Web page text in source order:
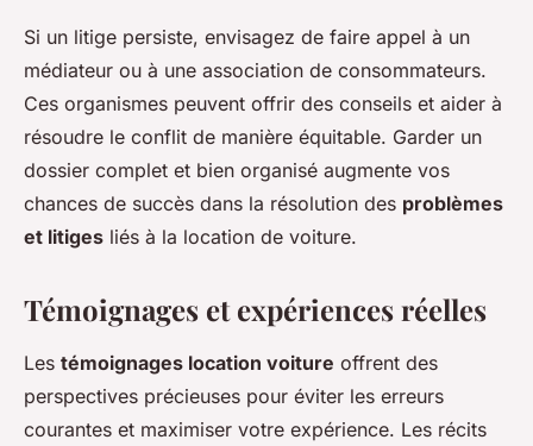
Si un litige persiste, envisagez de faire appel à un
médiateur ou à une association de consommateurs.
Ces organismes peuvent offrir des conseils et aider à
résoudre le conflit de manière équitable. Garder un
dossier complet et bien organisé augmente vos
chances de succès dans la résolution des problèmes
et litiges liés à la location de voiture.
Témoignages et expériences réelles
Les témoignages location voiture offrent des
perspectives précieuses pour éviter les erreurs
courantes et maximiser votre expérience. Les récits